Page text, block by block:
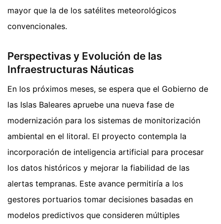
mayor que la de los satélites meteorológicos
convencionales.
Perspectivas y Evolución de las
Infraestructuras Náuticas
En los próximos meses, se espera que el Gobierno de
las Islas Baleares apruebe una nueva fase de
modernización para los sistemas de monitorización
ambiental en el litoral. El proyecto contempla la
incorporación de inteligencia artificial para procesar
los datos históricos y mejorar la fiabilidad de las
alertas tempranas. Este avance permitiría a los
gestores portuarios tomar decisiones basadas en
modelos predictivos que consideren múltiples